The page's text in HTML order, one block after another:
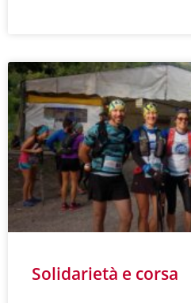
Solidarietà e corsa